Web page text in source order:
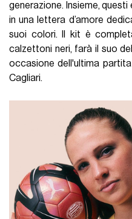
generazione. Insieme,
in una lettera d’amore
suoi colori. Il kit è
calzettoni neri, farà il suo
occasione dell'ultima
Cagliari.